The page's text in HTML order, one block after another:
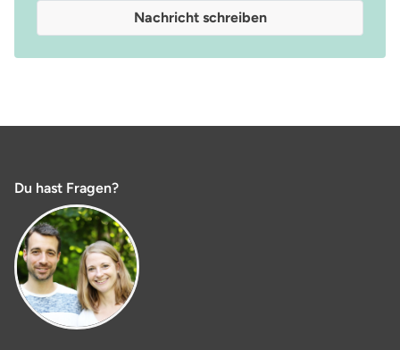
Nachricht schreiben
Du hast Fragen?